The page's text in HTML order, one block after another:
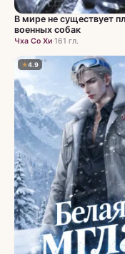
В мире не существует
военных собак
Чха Со Хи·161 гл.
★4.9